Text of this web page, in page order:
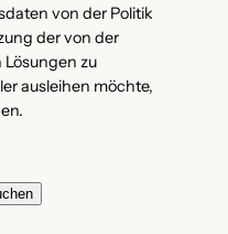
von der Politik
der von der
zu
ausleihen möchte,